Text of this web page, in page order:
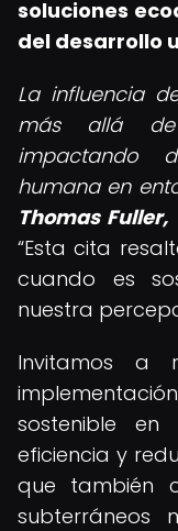
soluciones
del desarrollo
La influencia
más allá de
impactando
humana en
Thomas
Esta cita
cuando es
nuestra
Invitamos a
sostenible
eficiencia y
que también
subterráneos